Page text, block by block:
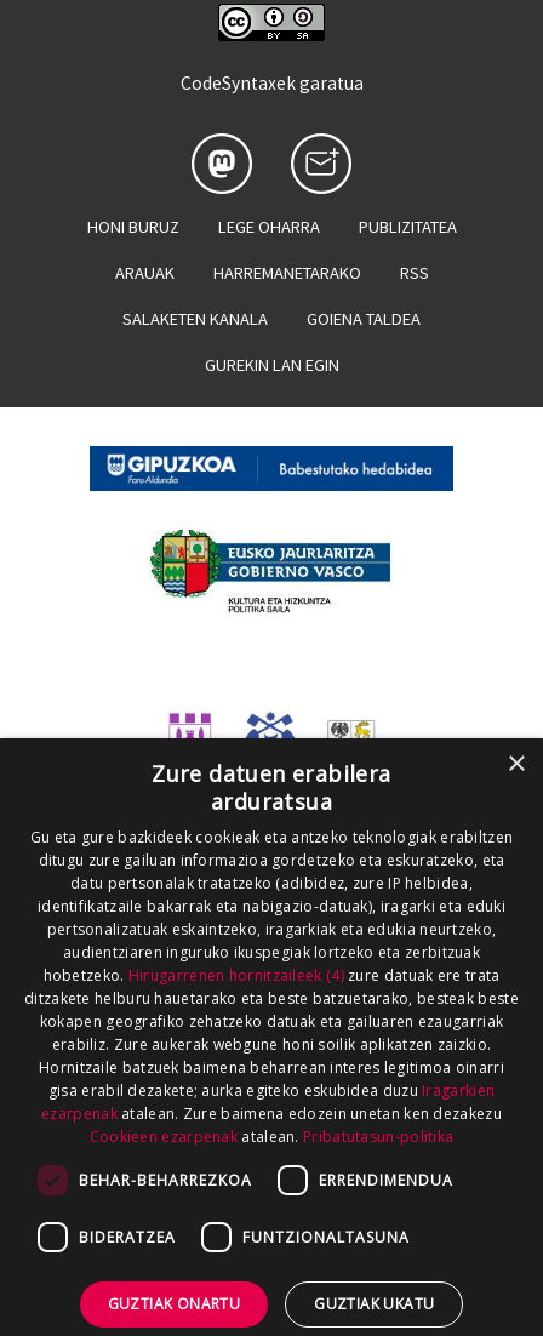
CodeSyntaxek garatua
HONI BURUZ LEGE OHARRA PUBLIZITATEA
ARAUAK HARREMANETARAKO RSS
SALAKETEN KANALA GOIENA TALDEA
GUREKIN LAN EGIN
×
Zure datuen erabilera
arduratsua
Gu eta gure bazkideek cookieak eta antzeko teknologiak erabiltzen
ditugu zure gailuan informazioa gordetzeko eta eskuratzeko, eta
datu pertsonalak tratatzeko (adibidez, zure IP helbidea,
identifikatzaile bakarrak eta nabigazio-datuak), iragarki eta eduki
pertsonalizatuak eskaintzeko, iragarkiak eta edukia neurtzeko,
audientziaren inguruko ikuspegiak lortzeko eta zerbitzuak
hobetzeko. Hirugarrenen hornitzaileek (4)zure datuak ere trata
ditzakete helburu hauetarako eta beste batzuetarako, besteak beste
kokapen geografiko zehatzeko datuak eta gailuaren ezaugarriak
erabiliz. Zure aukerak webgune honi soilik aplikatzen zaizkio.
Hornitzaile batzuek baimena beharrean interes legitimoa oinarri
gisa erabil dezakete; aurka egiteko eskubidea duzu Iragarkien
ezarpenakatalean. Zure baimena edozein unetan ken dezakezu
Cookieen ezarpenak atalean. Pribatutasun-politika
BEHAR-BEHARREZKOA ERRENDIMENDUA
BIDERATZEA FUNTZIONALTASUNA
GUZTIAK ONARTU GUZTIAK UKATU